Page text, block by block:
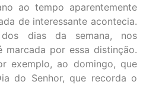
ao tempo aparentemente
de interessante acontecia.
dias da semana, nos
marcada por essa distinção.
exemplo, ao domingo, que
do Senhor, que recorda o